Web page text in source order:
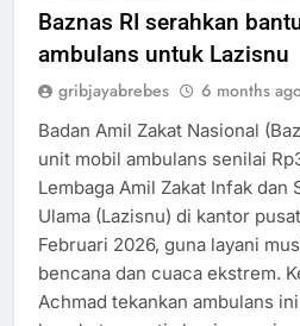
Baznas RI serahkan
ambulans untuk Lazisnu
gribjayabrebes 6 months
Badan Amil Zakat Nasional
unit mobil ambulans senilai
Lembaga Amil Zakat Infak dan
Ulama (Lazisnu) di kantor
Februari 2026, guna layani
bencana dan cuaca ekstrem.​
Achmad tekankan ambulans